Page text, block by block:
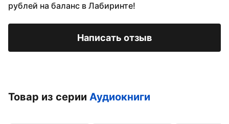
рублей на баланс в Лабиринте!
Написать отзыв
Товар из серии Аудиокниги